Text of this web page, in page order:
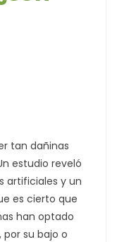
tan dañinas
estudio reveló
artificiales y un
es cierto que
han optado
su bajo o